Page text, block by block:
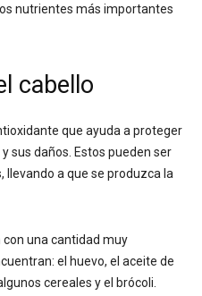
nutrientes más importantes
cabello
que ayuda a proteger
sus daños. Estos pueden ser
llevando a que se produzca la
una cantidad muy
el huevo, el aceite de
cereales y el brócoli.